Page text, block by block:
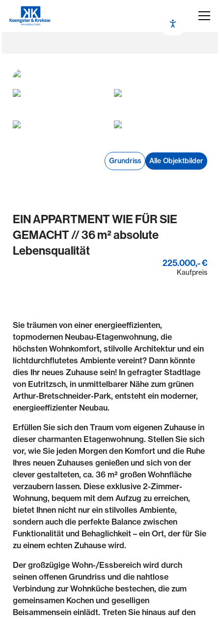
Grundriss Alle Objektbilder
EIN APPARTMENT WIE FÜR SIE
GEMACHT // 36 m² absolute
Lebensqualität
225.000,- €
Kaufpreis
Sie träumen von einer energieeffizienten,
topmodernen Neubau-Etagenwohnung, die
höchsten Wohnkomfort, stilvolle Architektur und ein
lichtdurchflutetes Ambiente vereint? Dann könnte
dies Ihr neues Zuhause sein! In gefragter Stadtlage
von Eutritzsch, in unmittelbarer Nähe zum grünen
Arthur-Bretschneider-Park, entsteht ein moderner,
energieeffizienter Neubau.
Erfüllen Sie sich den Traum vom eigenen Zuhause in
dieser charmanten Etagenwohnung. Stellen Sie sich
vor, wie Sie jeden Morgen den Komfort und die Ruhe
Ihres neuen Zuhauses genießen und sich von der
clever gestalteten, ca. 36 m² großen Wohnfläche
verzaubern lassen. Diese exklusive 2-Zimmer-
Wohnung, bequem mit dem Aufzug zu erreichen,
bietet Ihnen nicht nur ein stilvolles Ambiente,
sondern auch die perfekte Balance zwischen
Funktionalität und Behaglichkeit – ein Ort, der für Sie
zu einem echten Zuhause wird.
Der großzügige Wohn-/Essbereich wird durch
seinen offenen Grundriss und die nahtlose
Verbindung zur Wohnküche bestechen, die zum
gemeinsamen Kochen und geselligen
Beisammensein einlädt. Treten Sie hinaus auf den